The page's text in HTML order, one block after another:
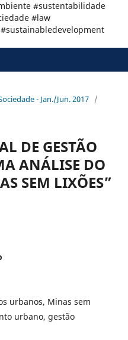
#sustentabilidade
#law
- Jan./Jun. 2017 /
DE GESTÃO
ANÁLISE DO
SEM LIXÕES”
urbanos, Minas sem
urbano, gestão